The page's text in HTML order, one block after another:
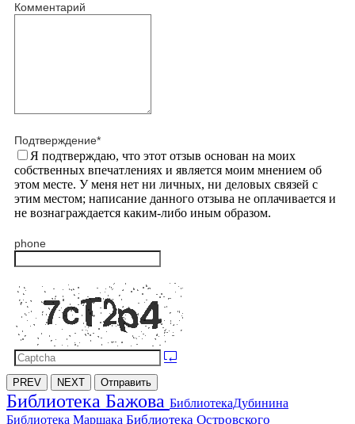
Комментарий
Подтверждение*
Я подтверждаю, что этот отзыв основан на моих
собственных впечатлениях и является моим мнением об
этом месте. У меня нет ни личных, ни деловых связей с
этим местом; написание данного отзыва не оплачивается и
не вознаграждается каким-либо иным образом.
phone
PREV NEXT Отправить
Библиотека Бажова БиблиотекаДубинина
Библиотека Маршака Библиотека Островского